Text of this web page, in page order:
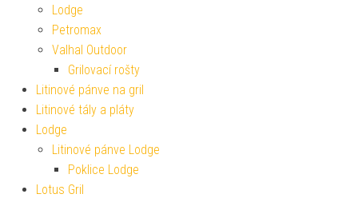
Lodge
Petromax
Valhal Outdoor
Grilovací rošty
Litinové pánve na gril
Litinové tály a pláty
Lodge
Litinové pánve Lodge
Poklice Lodge
Lotus Gril